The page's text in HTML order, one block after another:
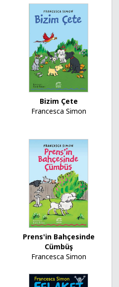
Bizim Çete
Francesca Simon
Prens'in Bahçesinde
Cümbüş
Francesca Simon